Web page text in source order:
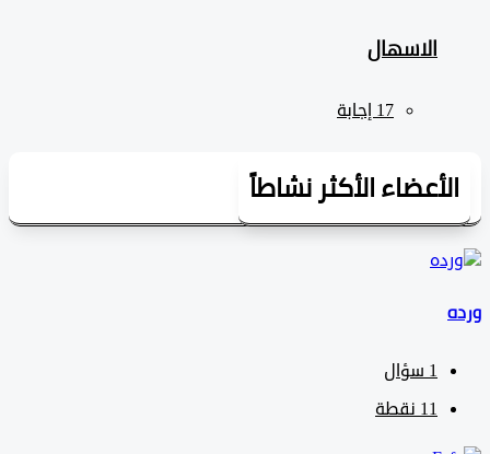
الاسهال
الأكثر نشاطاً
سؤال
نقطة